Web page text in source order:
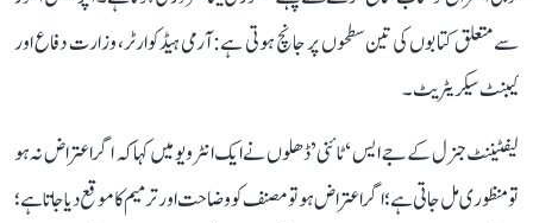
سے متعلق کتابوں کی تین سطحوں پر جانچ ہوتی ہے: آرمی ہیڈکوارٹر، وزارت دفاع اور
کیبنٹ سیکریٹریٹ۔
لیفٹیننٹ جنرل کے جے ایس ‘ٹائنی’ ڈھلوں نے ایک انٹرویو میں کہا کہ اگر اعتراض نہ ہو
تو منظوری مل جاتی ہے؛ اگر اعتراض ہو تو مصنف کو وضاحت اور ترمیم کا موقع دیا جاتا ہے؛